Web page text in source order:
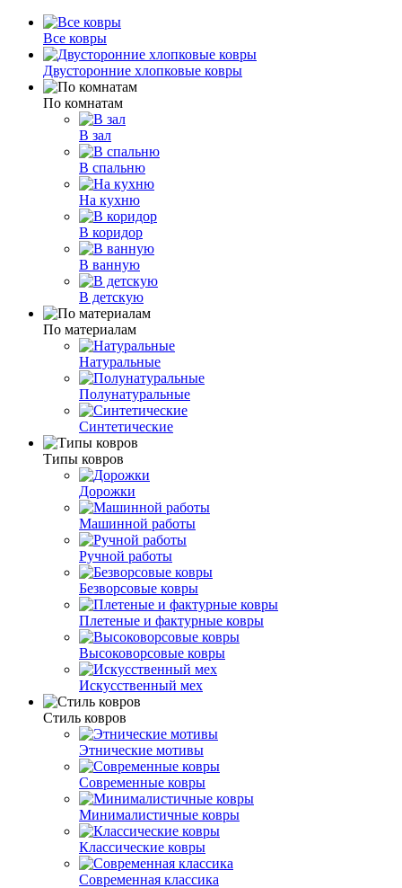
Все ковры
Двусторонние хлопковые ковры
По комнатам
В зал
В спальню
На кухню
В коридор
В ванную
В детскую
По материалам
Натуральные
Полунатуральные
Синтетические
Типы ковров
Дорожки
Машинной работы
Ручной работы
Безворсовые ковры
Плетеные и фактурные ковры
Высоковорсовые ковры
Искусственный мех
Стиль ковров
Этнические мотивы
Современные ковры
Минималистичные ковры
Классические ковры
Современная классика